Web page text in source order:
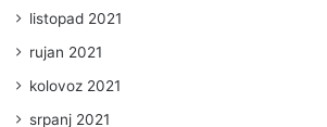
listopad 2021
rujan 2021
kolovoz 2021
srpanj 2021